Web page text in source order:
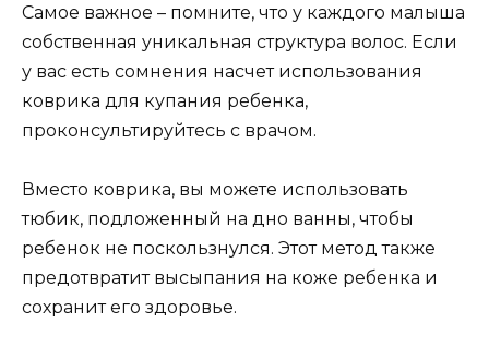
Самое важное – помните, что у каждого малыша
собственная уникальная структура волос. Если
у вас есть сомнения насчет использования
коврика для купания ребенка,
проконсультируйтесь с врачом.
Вместо коврика, вы можете использовать
тюбик, подложенный на дно ванны, чтобы
ребенок не поскользнулся. Этот метод также
предотвратит высыпания на коже ребенка и
сохранит его здоровье.